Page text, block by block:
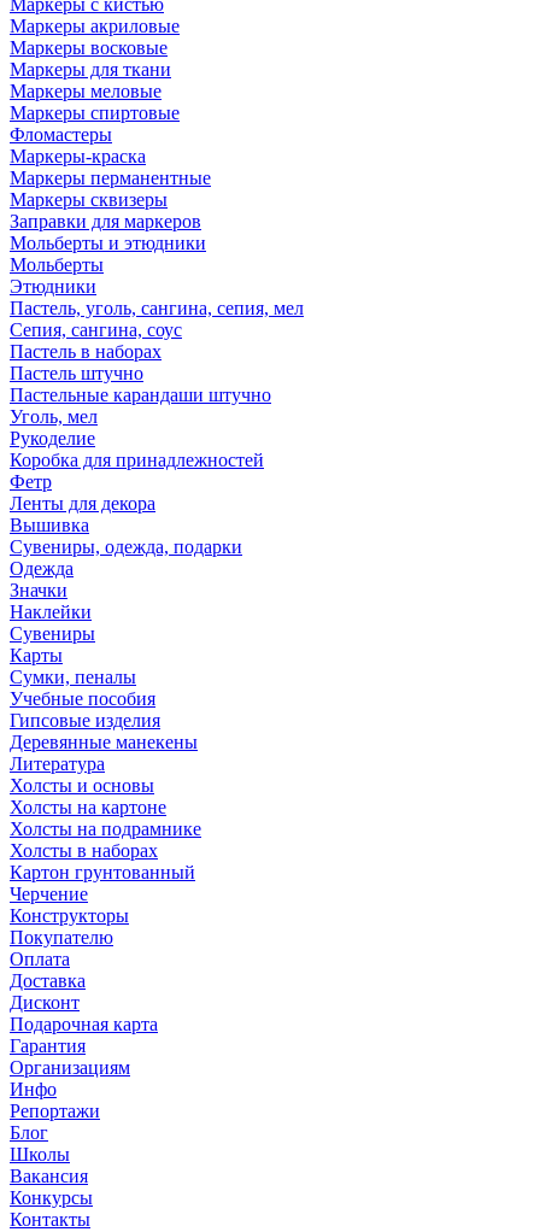
Маркеры с кистью
Маркеры акриловые
Маркеры восковые
Маркеры для ткани
Маркеры меловые
Маркеры спиртовые
Фломастеры
Маркеры-краска
Маркеры перманентные
Маркеры сквизеры
Заправки для маркеров
Мольберты и этюдники
Мольберты
Этюдники
Пастель, уголь, сангина, сепия, мел
Сепия, сангина, соус
Пастель в наборах
Пастель штучно
Пастельные карандаши штучно
Уголь, мел
Рукоделие
Коробка для принадлежностей
Фетр
Ленты для декора
Вышивка
Сувениры, одежда, подарки
Одежда
Значки
Наклейки
Сувениры
Карты
Сумки, пеналы
Учебные пособия
Гипсовые изделия
Деревянные манекены
Литература
Холсты и основы
Холсты на картоне
Холсты на подрамнике
Холсты в наборах
Картон грунтованный
Черчение
Конструкторы
Покупателю
Оплата
Доставка
Дисконт
Подарочная карта
Гарантия
Организациям
Инфо
Репортажи
Блог
Школы
Вакансия
Конкурсы
Контакты